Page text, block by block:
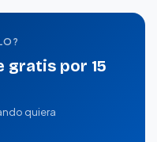
gratis por 15
quiera